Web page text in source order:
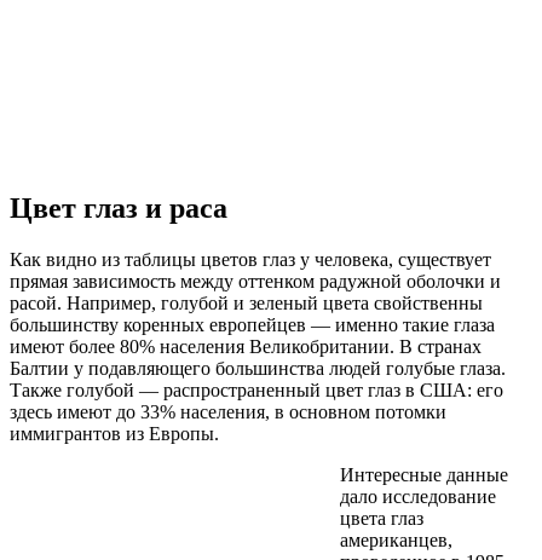
Цвет глаз и раса
Как видно из таблицы цветов глаз у человека, существует
прямая зависимость между оттенком радужной оболочки и
расой. Например, голубой и зеленый цвета свойственны
большинству коренных европейцев — именно такие глаза
имеют более 80% населения Великобритании. В странах
Балтии у подавляющего большинства людей голубые глаза.
Также голубой — распространенный цвет глаз в США: его
здесь имеют до 33% населения, в основном потомки
иммигрантов из Европы.
Интересные данные
дало исследование
цвета глаз
американцев,